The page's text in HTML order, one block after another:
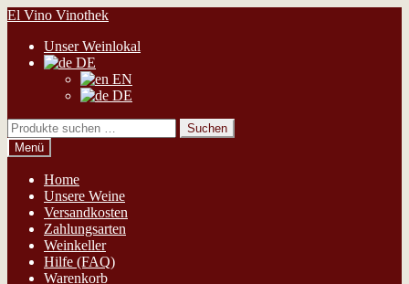
Zur
springen
Zum
springen
El Vino Vinothek
Unser Weinlokal
DE
EN
DE
Suchen
nach:
Suchen
Menü
Home
Unsere Weine
Versandkosten
Zahlungsarten
Weinkeller
Hilfe (FAQ)
Warenkorb